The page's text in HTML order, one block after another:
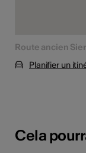
Route ancien
Planifier un
Cela